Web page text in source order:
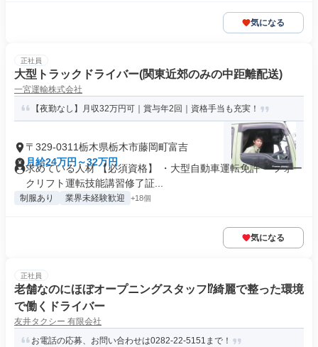
気になる
正社員
大型トラックドライバー(関東近郊のみの中距離配送)
一宮運輸株式会社
【夜勤なし】月収32万円可｜賞与年2回｜資格手当も充実！
〒329-0311栃木県栃木市藤岡町富吉
月給24万円～32万円
求めている人材 【必須資格】 ・大型自動車運転免許 ・フォー
クリフト運転技能講習修了証...
制服あり 業界未経験歓迎 +18個
気になる
正社員
老舗なのにほぼオープニングスタッフ⁉綺麗で整った環境
で働くドライバー
友井タクシー 有限会社
お電話の応募、お問い合わせは0282-22-5151まで！